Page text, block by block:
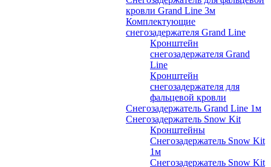
кровли Grand Line 3м
Комплектующие
снегозадержателя Grand Line
Кронштейн
снегозадержателя Grand
Line
Кронштейн
снегозадержателя для
фальцевой кровли
Снегозадержатель Grand Line 1м
Снегозадержатель Snow Kit
Кронштейны
Снегозадержатель Snow Kit
1м
Снегозадержатель Snow Kit